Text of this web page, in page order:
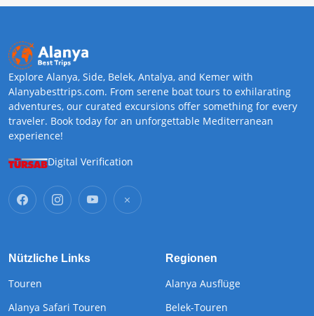
Explore Alanya, Side, Belek, Antalya, and Kemer with
Alanyabesttrips.com. From serene boat tours to exhilarating
adventures, our curated excursions offer something for every
traveler. Book today for an unforgettable Mediterranean
experience!
Digital Verification
Nützliche Links
Touren
Alanya Safari Touren
Regionen
Alanya Ausflüge
Belek-Touren